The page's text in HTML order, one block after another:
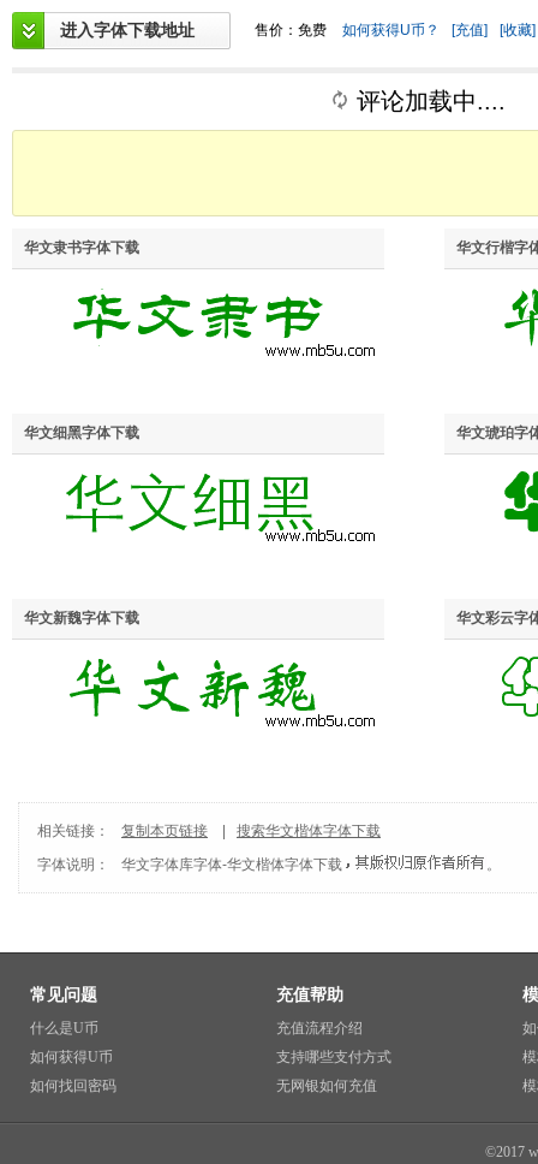
进入字体下载地址 售价：免费 如何获得U币？ [充值] [收藏]
评论加载中....
华文隶书字体下载 华文行楷字
华文细黑字体下载 华文琥珀字
华文新魏字体下载 华文彩云字
相关链接： 复制本页链接
搜索华文楷体字体下载
字体说明：
华文字体库字体-华文楷体字体下载 。
常见问题
什么是U币
如何获得U币
如何找回密码
充值帮助
充值流程介绍
支持哪些支付方式
无网银如何充值
©2017